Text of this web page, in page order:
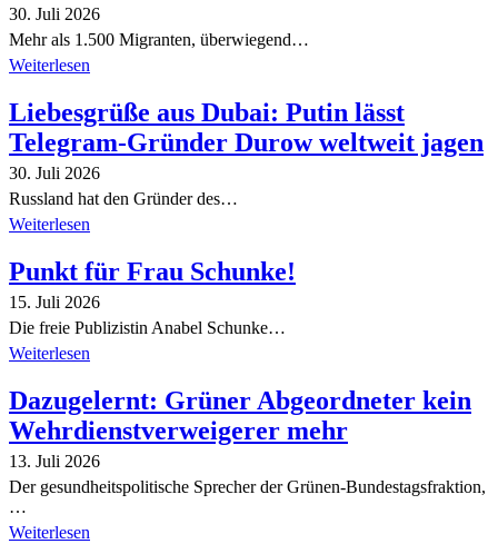
30. Juli 2026
Mehr als 1.500 Migranten, überwiegend…
Weiterlesen
Liebesgrüße aus Dubai: Putin lässt
Telegram-Gründer Durow weltweit jagen
30. Juli 2026
Russland hat den Gründer des…
Weiterlesen
Punkt für Frau Schunke!
15. Juli 2026
Die freie Publizistin Anabel Schunke…
Weiterlesen
Dazugelernt: Grüner Abgeordneter kein
Wehrdienstverweigerer mehr
13. Juli 2026
Der gesundheitspolitische Sprecher der Grünen-Bundestagsfraktion,
…
Weiterlesen